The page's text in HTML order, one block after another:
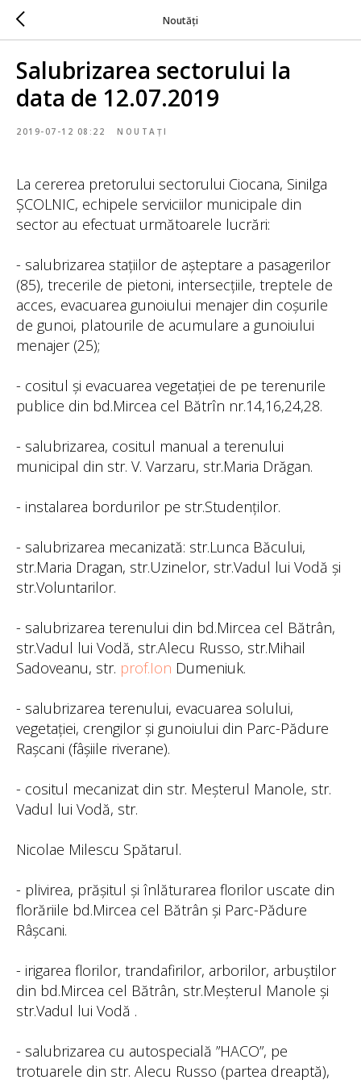
Noutăți
Salubrizarea sectorului la
data de 12.07.2019
2019-07-12 08:22 NOUTAȚI
La cererea pretorului sectorului Ciocana, Sinilga
ȘCOLNIC, echipele serviciilor municipale din
sector au efectuat următoarele lucrări:
- salubrizarea stațiilor de așteptare a pasagerilor
(85), trecerile de pietoni, intersecțiile, treptele de
acces, evacuarea gunoiului menajer din coșurile
de gunoi, platourile de acumulare a gunoiului
menajer (25);
- cositul și evacuarea vegetației de pe terenurile
publice din bd.Mircea cel Bătrîn nr.14,16,24,28.
- salubrizarea, cositul manual a terenului
municipal din str. V. Varzaru, str.Maria Drăgan.
- instalarea bordurilor pe str.Studenților.
- salubrizarea mecanizată: str.Lunca Băcului,
str.Maria Dragan, str.Uzinelor, str.Vadul lui Vodă și
str.Voluntarilor.
- salubrizarea terenului din bd.Mircea cel Bătrân,
str.Vadul lui Vodă, str.Alecu Russo, str.Mihail
Sadoveanu, str. prof.Ion Dumeniuk.
- salubrizarea terenului, evacuarea solului,
vegetației, crengilor și gunoiului din Parc-Pădure
Rașcani (fâșiile riverane).
- cositul mecanizat din str. Meșterul Manole, str.
Vadul lui Vodă, str.
Nicolae Milescu Spătarul.
- plivirea, prășitul și înlăturarea florilor uscate din
florăriile bd.Mircea cel Bătrân și Parc-Pădure
Râșcani.
- irigarea florilor, trandafirilor, arborilor, arbuștilor
din bd.Mircea cel Bătrân, str.Meșterul Manole și
str.Vadul lui Vodă .
- salubrizarea cu autospecială ”HACO”, pe
trotuarele din str. Alecu Russo (partea dreaptă),